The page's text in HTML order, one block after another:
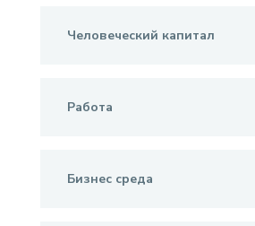
Человеческий капитал
Работа
Бизнес среда